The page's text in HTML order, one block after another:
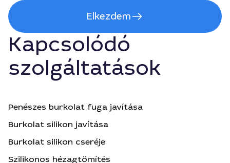
Elkezdem
Kapcsolódó
szolgáltatások
Penészes burkolat fuga javítása
Burkolat silikon javítása
Burkolat silikon cseréje
Szilikonos hézagtömítés